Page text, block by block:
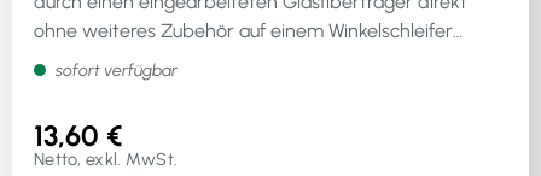
ohne weiteres Zubehör auf einem Winkelschleifer
eingesetzt werden · Bohrung 22,23 mm ØWeitere
technische Eigenschaften:· Farbe: violett
sofort verfügbar
13,60 €
Netto, exkl. MwSt.